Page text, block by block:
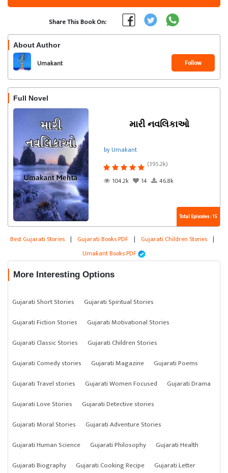
Share This Book On:
About Author
Umakant Follow
Full Novel
મારી નવલિકાઓ
by Umakant
(395.2k)
104.2k
14 46.8k
Total Episodes : 15
Best Gujarati Stories | Gujarati Books PDF | Gujarati Children Stories |
Umakant Books PDF
More Interesting Options
Gujarati Short Stories
Gujarati Spiritual Stories
Gujarati Fiction Stories
Gujarati Motivational Stories
Gujarati Classic Stories
Gujarati Children Stories
Gujarati Comedy stories
Gujarati Magazine
Gujarati Poems
Gujarati Travel stories
Gujarati Women Focused
Gujarati Drama
Gujarati Love Stories
Gujarati Detective stories
Gujarati Moral Stories
Gujarati Adventure Stories
Gujarati Human Science
Gujarati Philosophy
Gujarati Health
Gujarati Biography
Gujarati Cooking Recipe Gujarati Letter